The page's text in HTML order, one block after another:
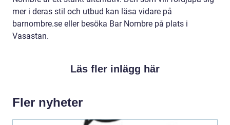
mer i deras stil och utbud kan läsa vidare på
barnombre.se eller besöka Bar Nombre på plats i
Vasastan.
Läs fler inlägg här
Fler nyheter